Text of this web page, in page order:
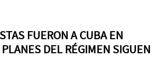
FUERON A CUBA EN
DEL RÉGIMEN SIGUEN